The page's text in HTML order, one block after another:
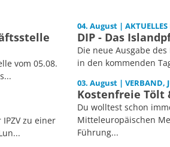
vom 05.08.
zu einer
04. August | AKTUELLES
DIP - Das
Die neue Ausgabe
in den kommenden
03. August | VERBAND,
Kostenfreie Tölt
Du wolltest schon
Mitteleuropäischen
Führung...